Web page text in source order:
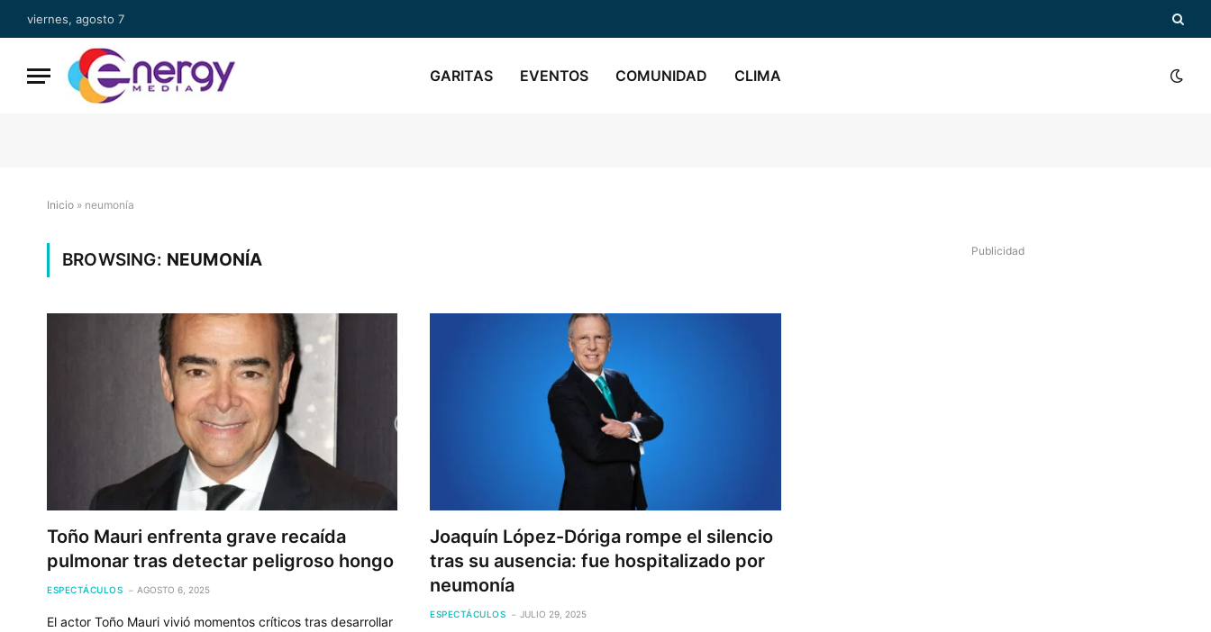
viernes, agosto 7
GARITAS EVENTOS COMUNIDAD CLIMA
Inicio » neumonía
BROWSING: NEUMONÍA
Toño Mauri enfrenta grave recaída
pulmonar tras detectar peligroso hongo
ESPECTÁCULOS AGOSTO 6, 2025
El actor Toño Mauri vivió momentos críticos tras desarrollar
Joaquín López-Dóriga rompe el silencio
tras su ausencia: fue hospitalizado por
neumonía
ESPECTÁCULOS JULIO 29, 2025
Publicidad